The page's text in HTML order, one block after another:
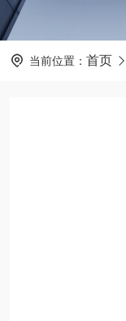
当前位置： 首页